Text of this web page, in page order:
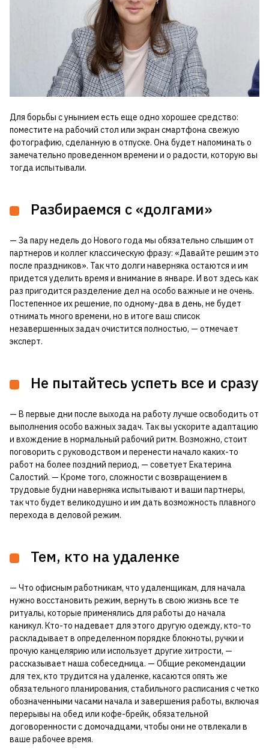
Для борьбы с унынием есть еще одно хорошее средство:
поместите на рабочий стол или экран смартфона свежую
фотографию, сделанную в отпуске. Она будет напоминать о
замечательно проведенном времени и о радости, которую вы
тогда испытывали.
Разбираемся с «долгами»
— За пару недель до Нового года мы обязательно слышим от
партнеров и коллег классическую фразу: «Давайте решим это
после праздников». Так что долги наверняка остаются и им
придется уделить время и внимание в январе. И вот здесь как
раз пригодится разделение дел на особо важные и не очень.
Постепенное их решение, по одному-два в день, не будет
отнимать много времени, но в итоге ваш список
незавершенных задач очистится полностью, — отмечает
эксперт.
Не пытайтесь успеть все и сразу
— В первые дни после выхода на работу лучше освободить от
выполнения особо важных задач. Так вы ускорите адаптацию
и вхождение в нормальный рабочий ритм. Возможно, стоит
поговорить с руководством и перенести начало каких-то
работ на более поздний период, — советует Екатерина
Салостий. — Кроме того, сложности с возвращением в
трудовые будни наверняка испытывают и ваши партнеры,
так что будет великодушно и им дать возможность плавного
перехода в деловой режим.
Тем, кто на удаленке
— Что офисным работникам, что удаленщикам, для начала
нужно восстановить режим, вернуть в свою жизнь все те
ритуалы, которые применялись для работы до начала
каникул. Кто-то надевает для этого другую одежду, кто-то
раскладывает в определенном порядке блокноты, ручки и
прочую канцелярию или использует другие хитрости, —
рассказывает наша собеседница. — Общие рекомендации
для тех, кто трудится на удаленке, касаются опять же
обязательного планирования, стабильного расписания с четко
обозначенными часами начала и завершения работы, включая
перерывы на обед или кофе-брейк, обязательной
договоренности с домочадцами, чтобы они не отвлекали в
ваше рабочее время.